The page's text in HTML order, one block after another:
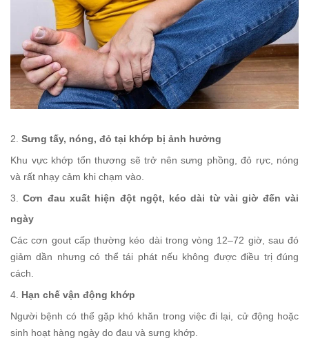
2. Sưng tấy, nóng, đỏ tại khớp bị ảnh hưởng
Khu vực khớp tổn thương sẽ trở nên sưng phồng, đỏ rực, nóng
và rất nhạy cảm khi chạm vào.
3.Cơn đau xuất hiện đột ngột, kéo dài từ vài giờ đến vài
ngày
Các cơn gout cấp thường kéo dài trong vòng 12–72 giờ, sau đó
giảm dần nhưng có thể tái phát nếu không được điều trị đúng
cách.
4. Hạn chế vận động khớp
Người bệnh có thể gặp khó khăn trong việc đi lại, cử động hoặc
sinh hoạt hàng ngày do đau và sưng khớp.